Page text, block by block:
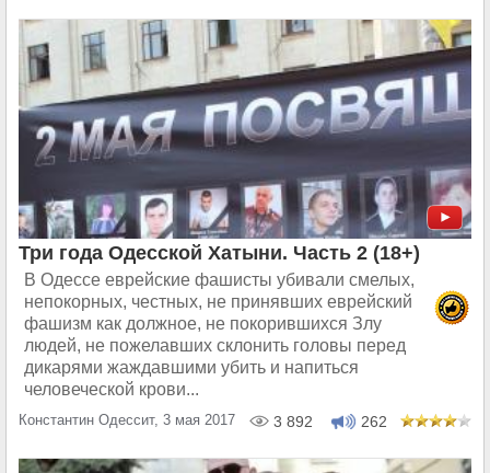
Три года Одесской Хатыни. Часть 2 (18+)
В Одессе еврейские фашисты убивали смелых,
непокорных, честных, не принявших еврейский
фашизм как должное, не покорившихся Злу
людей, не пожелавших склонить головы перед
дикарями жаждавшими убить и напиться
человеческой крови...
Константин Одессит, 3 мая 2017 3 892 262